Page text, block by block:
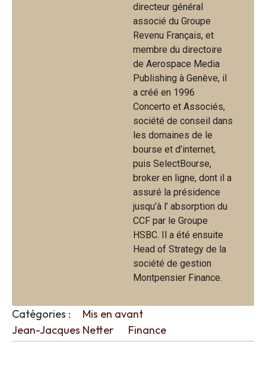
directeur général
associé du Groupe
Revenu Français, et
membre du directoire
de Aerospace Media
Publishing à Genève, il
a créé en 1996
Concerto et Associés,
société de conseil dans
les domaines de le
bourse et d’internet,
puis SelectBourse,
broker en ligne, dont il a
assuré la présidence
jusqu’à l’ absorption du
CCF par le Groupe
HSBC. Il a été ensuite
Head of Strategy de la
société de gestion
Montpensier Finance.
Catégories :
Mis en avant
Jean-Jacques Netter
Finance